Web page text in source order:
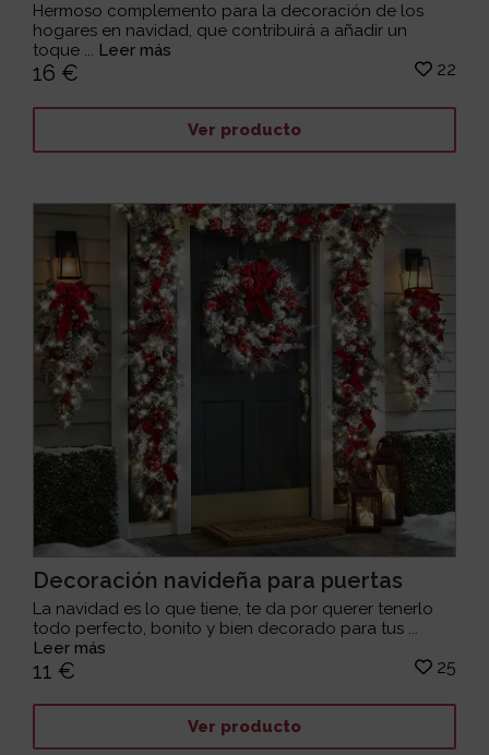
Hermoso complemento para la decoración de los
hogares en navidad, que contribuirá a añadir un
toque ... Leer más
16 € 22
Ver producto
Decoración navideña para puertas
La navidad es lo que tiene, te da por querer tenerlo
todo perfecto, bonito y bien decorado para tus ...
Leer más
11 € 25
Ver producto